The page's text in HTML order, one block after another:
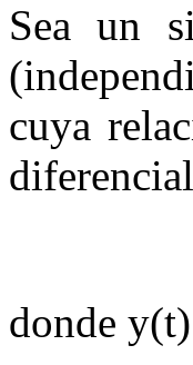
Sea un
cuya
dondey(t)